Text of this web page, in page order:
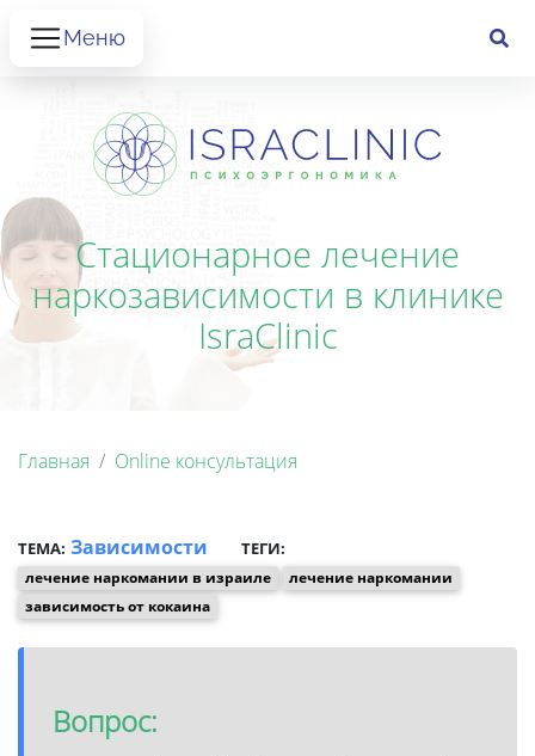
Меню
Стационарное лечение
наркозависимости в клинике
IsraClinic
Главная Online консультация
ТЕМА: Зависимости ТЕГИ:
лечение наркомании в израиле
лечение наркомании
зависимость от кокаина
Вопрос: